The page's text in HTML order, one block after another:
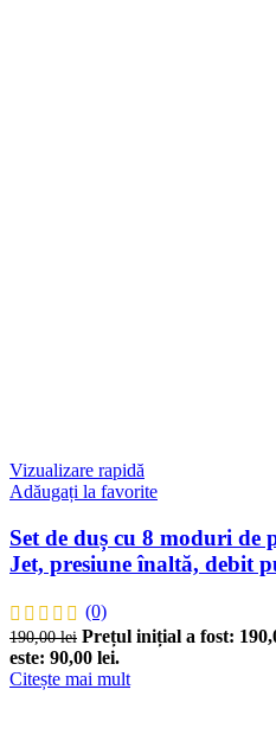
Vizualizare rapidă
Adăugați la favorite
Set de duș cu 8 moduri de
Jet, presiune înaltă, debit
(0)
190,00lei Prețul inițial a fost:
este: 90,00 lei.
Citește mai mult